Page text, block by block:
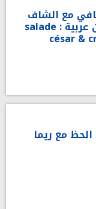
مع الشاف
لطفي بن عربية : salade
césar &
مع ريما